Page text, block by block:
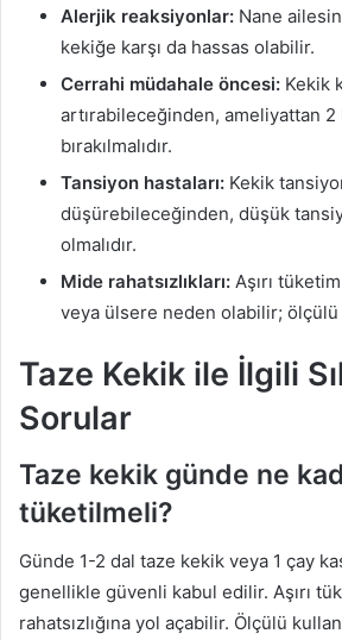
Alerjik reaksiyonlar: Nane
kekiğe karşı da hassas olabilir.
Cerrahi müdahale öncesi: Kekik
artırabileceğinden, ameliyattan
bırakılmalıdır.
Tansiyon hastaları: Kekik
düşürebileceğinden, düşük
olmalıdır.
Mide rahatsızlıkları: Aşırı
veya ülsere neden olabilir; ölçülü
Taze Kekik ile İlgili
Sorular
Taze kekik günde ne
tüketilmeli?
Günde 1-2 dal taze kekik veya 1 çay
genellikle güvenli kabul edilir. Aşırı
rahatsızlığına yol açabilir. Ölçülü